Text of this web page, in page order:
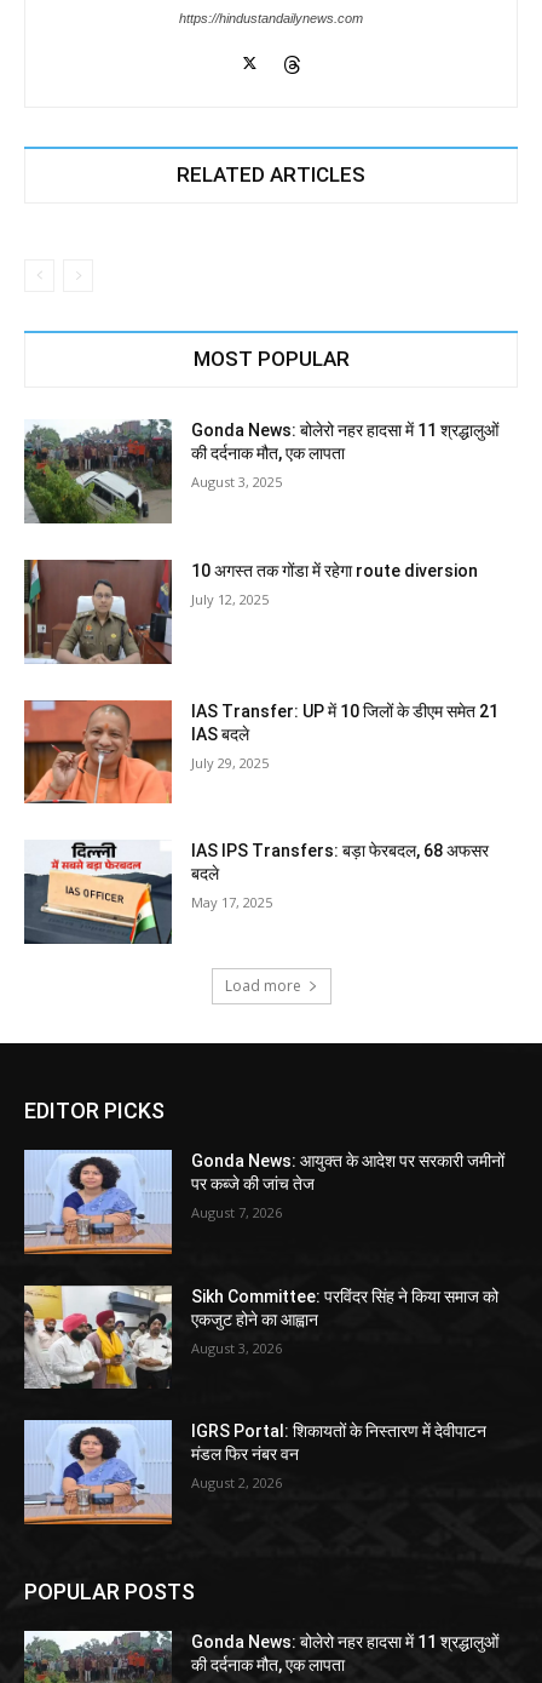
https://hindustandailynews.com
RELATED ARTICLES
MOST POPULAR
Gonda News: बोलेरो नहर हादसा में 11 श्रद्धालुओं
की दर्दनाक मौत, एक लापता
August 3, 2025
10 अगस्त तक गोंडा में रहेगा route diversion
July 12, 2025
IAS Transfer: UP में 10 जिलों के डीएम समेत 21
IAS बदले
July 29, 2025
IAS IPS Transfers: बड़ा फेरबदल, 68 अफसर
बदले
May 17, 2025
Load more
EDITOR PICKS
Gonda News: आयुक्त के आदेश पर सरकारी जमीनों
पर कब्जे की जांच तेज
August 7, 2026
Sikh Committee: परविंदर सिंह ने किया समाज को
एकजुट होने का आह्वान
August 3, 2026
IGRS Portal: शिकायतों के निस्तारण में देवीपाटन
मंडल फिर नंबर वन
August 2, 2026
POPULAR POSTS
Gonda News: बोलेरो नहर हादसा में 11 श्रद्धालुओं
की दर्दनाक मौत, एक लापता